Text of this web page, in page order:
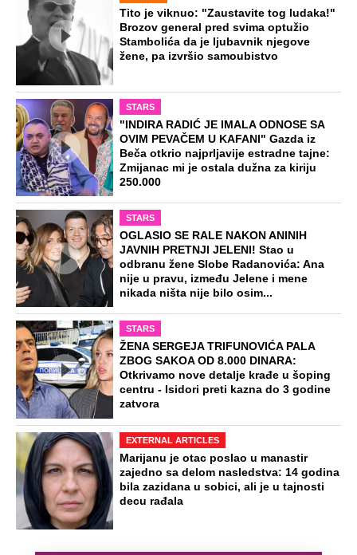
Tito je viknuo: "Zaustavite tog ludaka!"
Brozov general pred svima optužio
Stambolića da je ljubavnik njegove
žene, pa izvršio samoubistvo
STARS
"INDIRA RADIĆ JE IMALA ODNOSE SA
OVIM PEVAČEM U KAFANI" Gazda iz
Beča otkrio najprljavije estradne tajne:
Zmijanac mi je ostala dužna za kiriju
250.000
STARS
OGLASIO SE RALE NAKON ANINIH
JAVNIH PRETNJI JELENI! Stao u
odbranu žene Slobe Radanovića: Ana
nije u pravu, između Jelene i mene
nikada ništa nije bilo osim...
STARS
ŽENA SERGEJA TRIFUNOVIĆA PALA
ZBOG SAKOA OD 8.000 DINARA:
Otkrivamo nove detalje krađe u šoping
centru - Isidori preti kazna do 3 godine
zatvora
EXTERNAL ARTICLES
Marijanu je otac poslao u manastir
zajedno sa delom nasledstva: 14 godina
bila zazidana u sobici, ali je u tajnosti
decu rađala